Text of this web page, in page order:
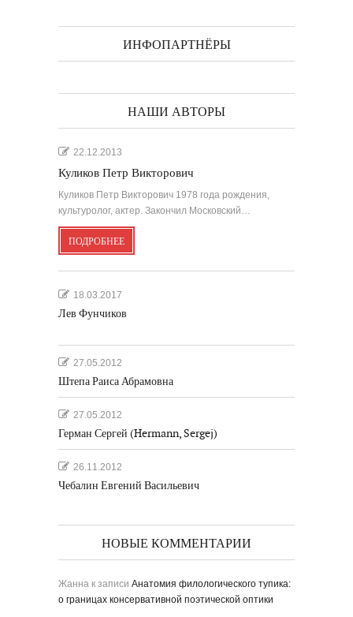
ИНФОПАРТНЁРЫ
НАШИ АВТОРЫ
22.12.2013
Куликов Петр Викторович
Куликов Петр Викторович 1978 года рождения,
культуролог, актер. Закончил Московский…
ПОДРОБНЕЕ
18.03.2017
Лев Фунчиков
27.05.2012
Штепа Раиса Абрамовна
27.05.2012
Герман Сергей (Hermann, Sergej)
26.11.2012
Чебалин Евгений Васильевич
НОВЫЕ КОММЕНТАРИИ
Жанна к записи Анатомия филологического тупика:
о границах консервативной поэтической оптики